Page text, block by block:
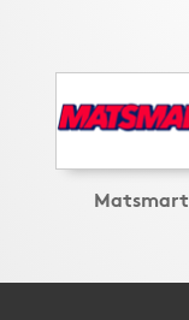
Matsmart